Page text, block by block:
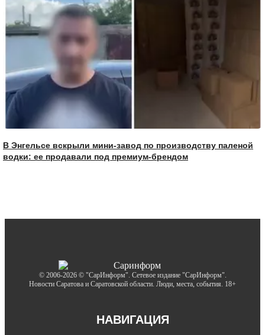
В Энгельсе вскрыли мини-завод по производству паленой
водки: ее продавали под премиум-брендом
© 2006-2026 © "СарИнформ". Сетевое издание "СарИнформ".
Новости Саратова и Саратовской области. Люди, места, события. 18+
НАВИГАЦИЯ